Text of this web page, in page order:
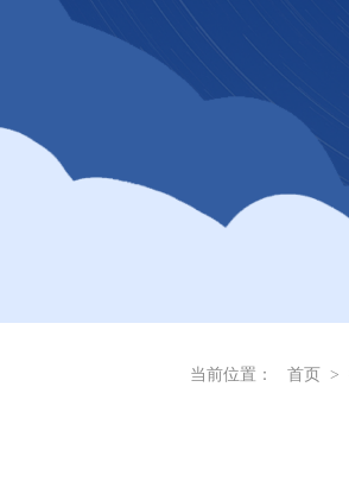
当前位置： 首页 >